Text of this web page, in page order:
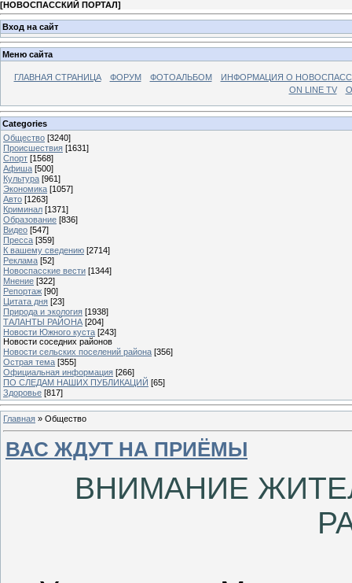
[НОВОСПАССКИЙ ПОРТАЛ]
Вход на сайт
Меню сайта
ГЛАВНАЯ СТРАНИЦА ФОРУМ ФОТОАЛЬБОМ
ИНФОРМАЦИЯ О
ON LINE TV
Categories
Общество [3240]
Происшествия [1631]
Спорт [1568]
Афиша [500]
Культура [961]
Экономика [1057]
Авто [1263]
Криминал [1371]
Образование [836]
Видео [547]
Пресса [359]
К вашему сведению [2714]
Реклама [52]
Новоспасские вести [1344]
Мнение [322]
Репортаж [90]
Цитата дня [23]
Природа и экология [1938]
ТАЛАНТЫ РАЙОНА [204]
Новости Южного куста [243]
Новости соседних районов
Новости сельских поселений района [356]
Острая тема [355]
Официальная информация [266]
ПО СЛЕДАМ НАШИХ ПУБЛИКАЦИЙ [65]
Здоровье [817]
Главная » Общество
ВАС ЖДУТ НА ПРИЁМЫ
ВНИМАНИЕ